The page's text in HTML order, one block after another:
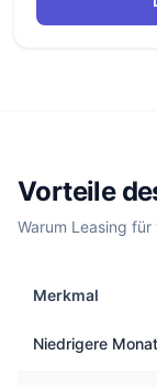
Vorteile
Warum Leasing
Merkmal
Niedrigere